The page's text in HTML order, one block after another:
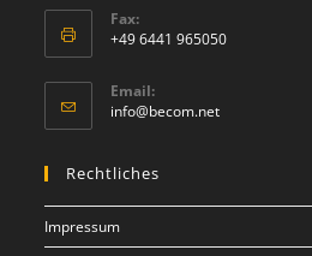
Fax:
+49 6441 965050
Email:
info@becom.net
Rechtliches
Impressum